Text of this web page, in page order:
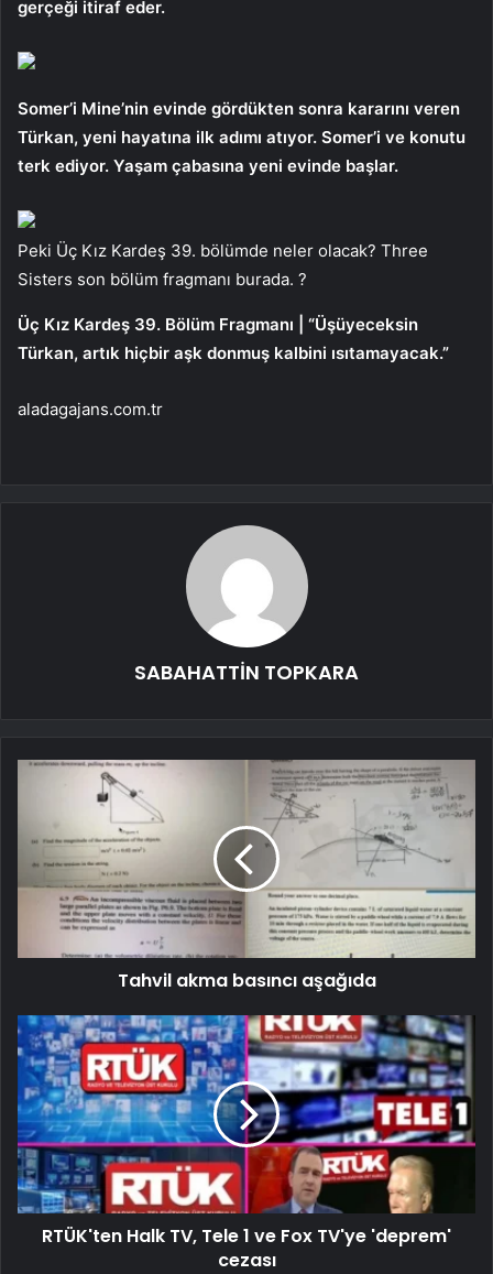
gerçeği itiraf eder.
Somer’i Mine’nin evinde gördükten sonra kararını veren
Türkan, yeni hayatına ilk adımı atıyor. Somer’i ve konutu
terk ediyor. Yaşam çabasına yeni evinde başlar.
Peki Üç Kız Kardeş 39. bölümde neler olacak? Three
Sisters son bölüm fragmanı burada. ?
Üç Kız Kardeş 39. Bölüm Fragmanı | “Üşüyeceksin
Türkan, artık hiçbir aşk donmuş kalbini ısıtamayacak.”
aladagajans.com.tr
SABAHATTİN TOPKARA
Tahvil akma basıncı aşağıda
RTÜK'ten Halk TV, Tele 1 ve Fox TV'ye 'deprem'
cezası